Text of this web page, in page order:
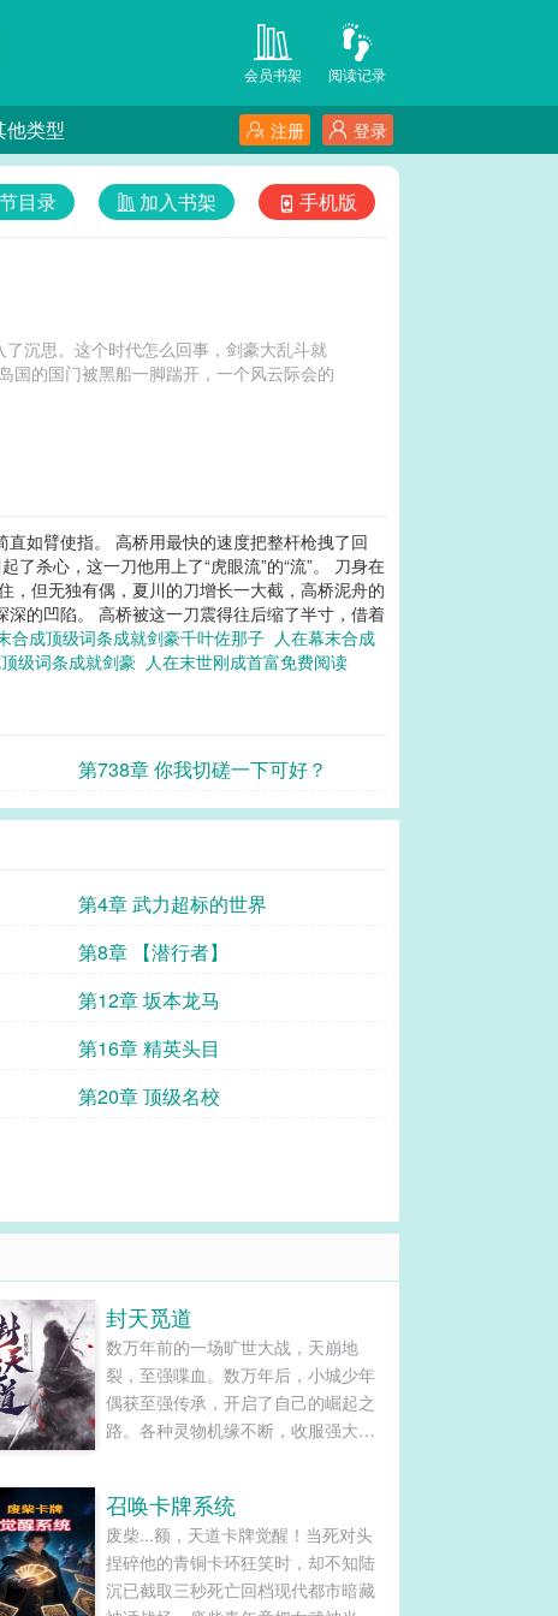
阅读记录
会员书架
他类型 登录
注册
手机版
加入书架
目录
沉思。这个时代怎么回事，剑豪大乱斗就
的国门被黑船一脚踹开，一个风云际会的
如臂使指。 高桥用最快的速度把整杆枪拽了回
杀心，这一刀他用上了“虎眼流”的“流”。 刀身在
，但无独有偶，夏川的刀增长一大截，高桥泥舟的
的凹陷。 高桥被这一刀震得往后缩了半寸，借着
合成顶级词条成就剑豪千叶佐那子 人在幕末合成
级词条成就剑豪 人在末世刚成首富免费阅读
第738章 你我切磋一下可好？
第4章 武力超标的世界
第8章 【潜行者】
第12章 坂本龙马
第16章 精英头目
第20章 顶级名校
封天觅道
数万年前的一场旷世大战，天崩地
裂，至强喋血。数万年后，小城少年
偶获至强传承，开启了自己的崛起之
路。各种灵物机缘不断，收服强大圣
召唤卡牌系统
废柴...额，天道卡牌觉醒！当死对头
捏碎他的青铜卡环狂笑时，却不知陆
沉已截取三秒死亡回档现代都市暗藏